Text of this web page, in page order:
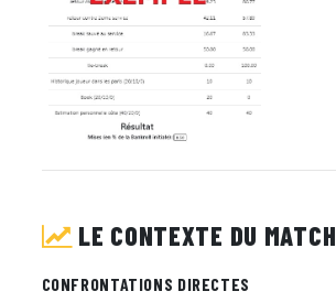
LE CONTEXTE DU MATCH
CONFRONTATIONS DIRECTES